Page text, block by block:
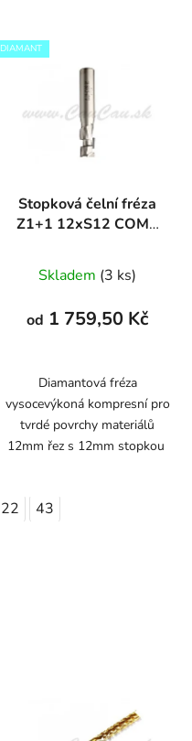
DIAMANT
Stopková čelní fréza
Z1+1 12xS12 COMP
Skladem (3 ks)
od 1 759,50 Kč
Diamantová fréza
vysocevýkoná kompresní pro
tvrdé povrchy materiálů
12mm řez s 12mm stopkou
22 43